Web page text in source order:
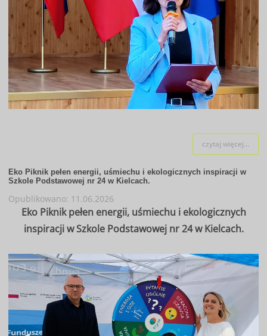
czytaj więcej...
Eko Piknik pełen energii, uśmiechu i ekologicznych inspiracji w
Szkole Podstawowej nr 24 w Kielcach.
Opublikowano: 11.06.2026
Eko Piknik pełen energii, uśmiechu i ekologicznych
inspiracji w Szkole Podstawowej nr 24 w Kielcach.